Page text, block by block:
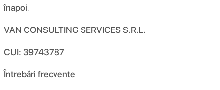
înapoi.
VAN CONSULTING SERVICES S.R.L.
CUI: 39743787
Întrebări frecvente